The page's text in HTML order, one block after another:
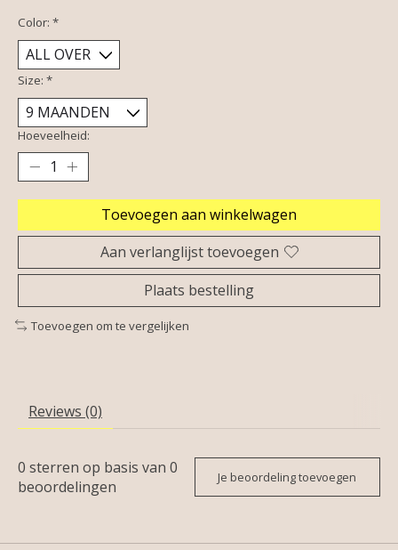
Color: *
Size: *
Hoeveelheid:
Toevoegen aan winkelwagen
Aan verlanglijst toevoegen
Plaats bestelling
Toevoegen om te vergelijken
Reviews (0)
0 sterren op basis van 0
beoordelingen
Je beoordeling toevoegen